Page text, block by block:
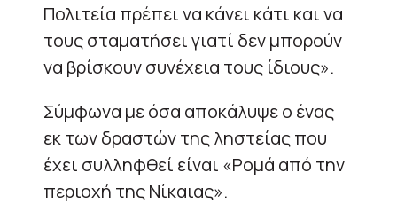
Πολιτεία πρέπει να κάνει κάτι και να
τους σταματήσει γιατί δεν μπορούν
να βρίσκουν συνέχεια τους ίδιους».
Σύμφωνα με όσα αποκάλυψε ο ένας
εκ των δραστών της ληστείας που
έχει συλληφθεί είναι «Ρομά από την
περιοχή της Νίκαιας».